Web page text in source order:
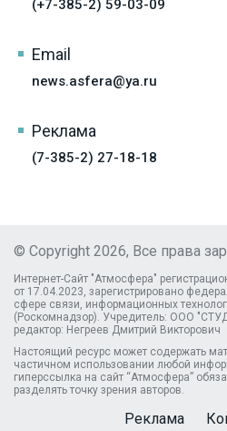
(+7-385-2) 59-03-09
Email
news.asfera@ya.ru
Реклама
(7-385-2) 27-18-18
© Copyright 2026, Все права
Интернет-Сайт "Атмосфера"
от 17.04.2023, зарегистрировано
сфере связи, информационных
(Роскомнадзор). Учредитель: ООО
редактор: Негреев Дмитрий Викторович
Настоящий ресурс может содержать
частичном использовании любой
гиперссылка на сайт “Атмосфера”
разделять точку зрения авторов.
Реклама